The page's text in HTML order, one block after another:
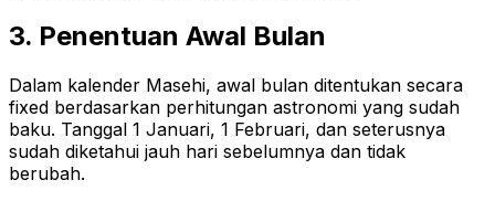
3. Penentuan Awal Bulan
Dalam kalender Masehi, awal bulan ditentukan secara
fixed berdasarkan perhitungan astronomi yang sudah
baku. Tanggal 1 Januari, 1 Februari, dan seterusnya
sudah diketahui jauh hari sebelumnya dan tidak
berubah.